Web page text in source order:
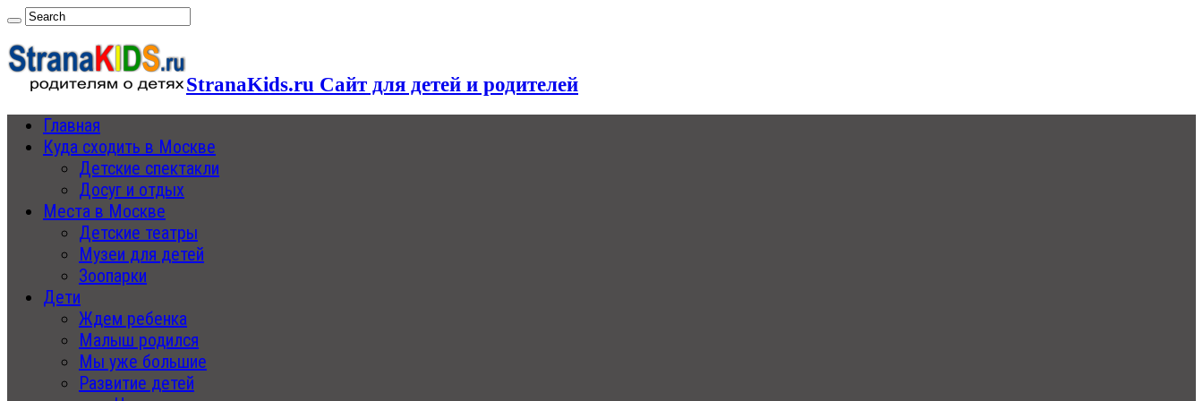
StranaKids.ru Сайт для детей и родителей
Главная
Куда сходить в Москве
Детские спектакли
Досуг и отдых
Места в Москве
Детские театры
Музеи для детей
Зоопарки
Дети
Ждем ребенка
Малыш родился
Мы уже большие
Развитие детей